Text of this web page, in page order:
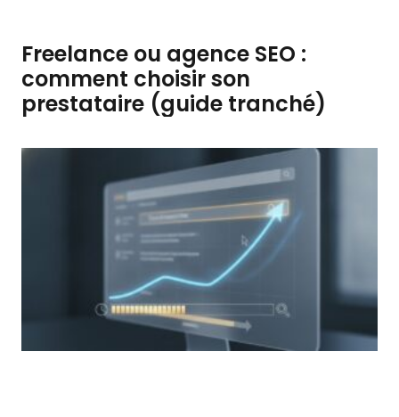
Freelance ou agence SEO :
comment choisir son
prestataire (guide tranché)